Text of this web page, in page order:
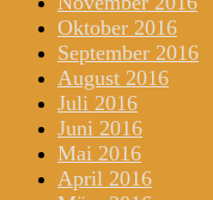
Oktober 2016
September 2016
August 2016
Juli 2016
Juni 2016
Mai 2016
April 2016